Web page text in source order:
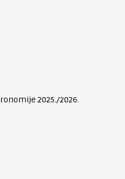
2025./2026.